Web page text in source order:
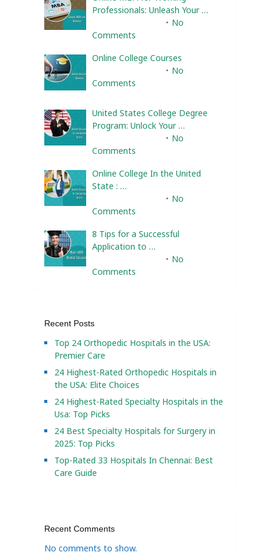
Professionals: Unleash Your …
No
Comments
Online College Courses
No
Comments
United States College Degree
Program: Unlock Your …
No
Comments
Online College In the United
State : …
No
Comments
8 Tips for a Successful
Application to …
No
Comments
Recent Posts
Top 24 Orthopedic Hospitals in the USA:
Premier Care
24 Highest-Rated Orthopedic Hospitals in
the USA: Elite Choices
24 Highest-Rated Specialty Hospitals in the
Usa: Top Picks
24 Best Specialty Hospitals for Surgery in
2025: Top Picks
Top-Rated 33 Hospitals In Chennai: Best
Care Guide
Recent Comments
No comments to show.